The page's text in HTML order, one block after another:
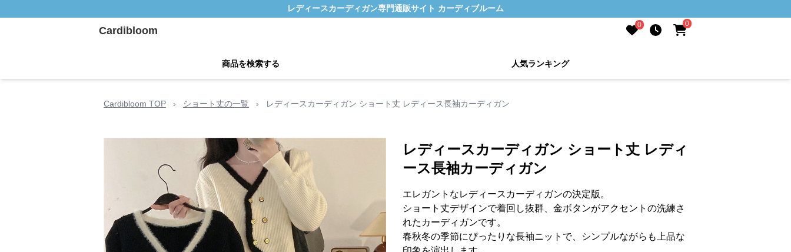
レディースカーディガン専門通販サイト カーディブルーム
Cardibloom 0 0
商品を検索する 人気ランキング
Cardibloom TOP › ショート丈の一覧 › レディースカーディガン ショート丈 レディース長袖カーディガン
レディースカーディガン ショート丈 レディ
ース長袖カーディガン
エレガントなレディースカーディガンの決定版。
ショート丈デザインで着回し抜群、金ボタンがアクセントの洗練さ
れたカーディガンです。
春秋冬の季節にぴったりな長袖ニットで、シンプルながらも上品な